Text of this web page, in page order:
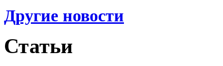
Другие новости
Статьи